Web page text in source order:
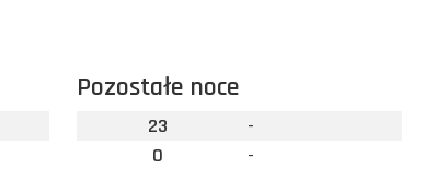
Pozostałe noce
23
-
0
-